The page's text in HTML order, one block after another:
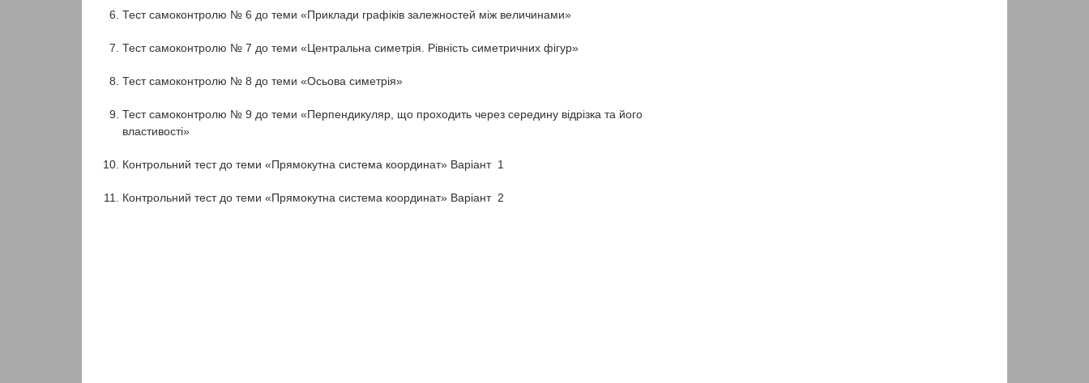
Тест самоконтролю № 6 до теми «Приклади графіків залежностей між величинами»
Тест самоконтролю № 7 до теми «Центральна симетрія. Рівність симетричних фігур»
Тест самоконтролю № 8 до теми «Осьова симетрія»
Тест самоконтролю № 9 до теми «Перпендикуляр, що проходить через середину відрізка та його
властивості»
Контрольний тест до теми «Прямокутна система координат» Варіант 1
Контрольний тест до теми «Прямокутна система координат» Варіант 2